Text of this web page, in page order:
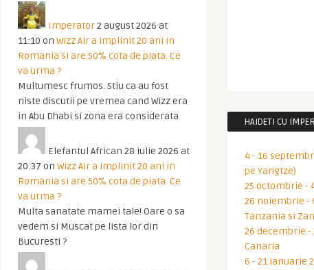
Imperator2 august 2026 at
11:10 on Wizz Air a implinit 20 ani in
Romania si are 50% cota de piata. Ce
va urma ?
Multumesc frumos. Stiu ca au fost
niste discutii pe vremea cand Wizz era
in Abu Dhabi si zona era considerata
Elefantul African 28 iulie 2026 at
20:37 on Wizz Air a implinit 20 ani in
Romania si are 50% cota de piata. Ce
va urma ?
Multa sanatate mamei tale! Oare o sa
vedem si Muscat pe lista lor din
Bucuresti ?
HAIDETI CU
4 - 16
pe Yangtze)
25 octombrie -
26 noiembrie -
Tanzania si
26 decembrie -
Canaria
6 - 21 ianuarie